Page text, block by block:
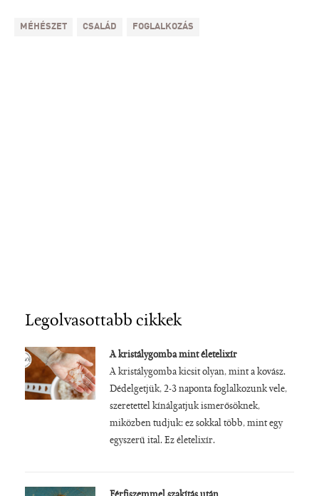
MÉHÉSZET CSALÁD FOGLALKOZÁS
Legolvasottabb cikkek
A kristálygomba mint életelixír
A kristálygomba kicsit olyan, mint a kovász.
Dédelgetjük, 2-3 naponta foglalkozunk vele,
szeretettel kínálgatjuk ismerősöknek,
miközben tudjuk: ez sokkal több, mint egy
egyszerű ital. Ez életelixír.